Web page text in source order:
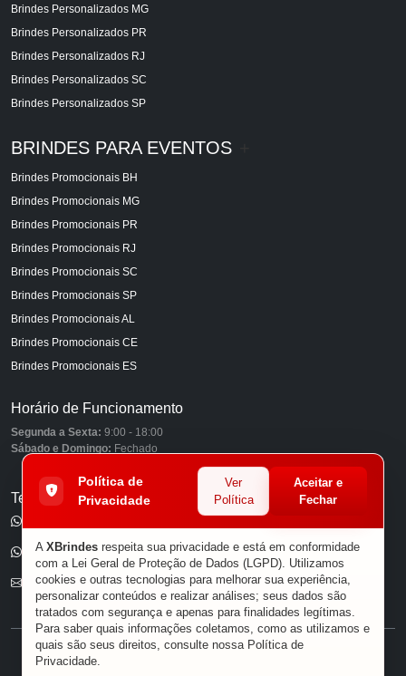
Brindes Personalizados MG
Brindes Personalizados PR
Brindes Personalizados RJ
Brindes Personalizados SC
Brindes Personalizados SP
BRINDES PARA EVENTOS
Brindes Promocionais BH
Brindes Promocionais MG
Brindes Promocionais PR
Brindes Promocionais RJ
Brindes Promocionais SC
Brindes Promocionais SP
Brindes Promocionais AL
Brindes Promocionais CE
Brindes Promocionais ES
Horário de Funcionamento
Segunda a Sexta: 9:00 - 18:00
Sábado e Domingo: Fechado
Telefones
(11) 96585-7462
E-mail
® XBRINDES
Política de
Privacidade
Ver
Política
Aceitar e
Fechar
A XBrindes respeita sua privacidade e está em conformidade
com a Lei Geral de Proteção de Dados (LGPD). Utilizamos
cookies e outras tecnologias para melhorar sua experiência,
personalizar conteúdos e realizar análises; seus dados são
tratados com segurança e apenas para finalidades legítimas.
Para saber quais informações coletamos, como as utilizamos e
quais são seus direitos, consulte nossa Política de
Privacidade.